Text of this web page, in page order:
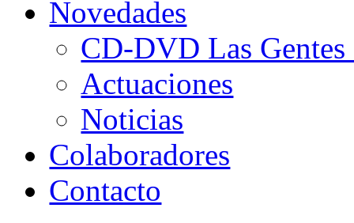
Novedades
CD-DVD Las Gentes
Actuaciones
Noticias
Colaboradores
Contacto